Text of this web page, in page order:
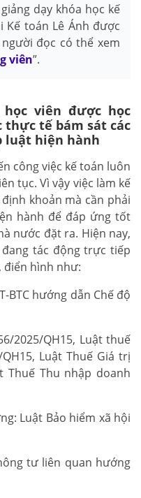
dạy khóa học kế
toán Lê Ánh được
đọc có thể xem
viên”.
viên được học
tế bám sát các
luật hiện hành
công việc kế toán luôn
tục. Vì vậy việc làm kế
khoản mà cần phải
hành để đáp ứng tốt
nước đặt ra. Hiện nay,
tác động trực tiếp
điển hình như:
BTC hướng dẫn Chế độ
2025/QH15, Luật thuế
Luật Thuế Giá trị
Thuế Thu nhập doanh
Luật Bảo hiểm xã hội
tư liên quan hướng